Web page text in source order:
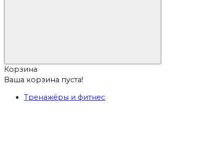
Корзина
Ваша корзина пуста!
Тренажёры и фитнес